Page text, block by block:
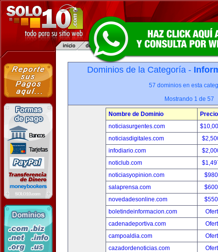
Dominios de la Categoría -
57 dominios en esta
Mostrando 1 de 57
Nombre de Dominio
Precio
noticiasurgentes.com
noticiasdigitales.com
infodiario.com
noticlub.com
noticiasyopinion.com
salaprensa.com
novedadesonline.com
boletindeinformacion.com
cadenadeportiva.com
campoaldia.com
cazadordenoticias.com